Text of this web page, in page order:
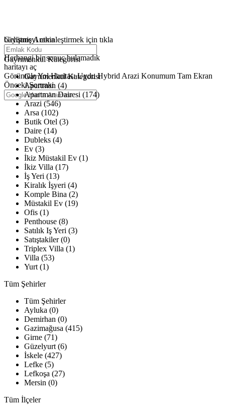
büyütmeyi etkinleştirmek için tıkla
Haritalar yükleniyor
Herhangi bir sonuç bulamadık
haritayı aç
GörüntüleYol Haritası Uydu Hybrid Arazi Konumum Tam Ekran
Önceki Sonraki
Gelişmiş Arama
Gayrimenkul Kategorisi
Gayrimenkul Kategorisi
Apartman (4)
Apartman Dairesi (174)
Arazi (546)
Arsa (102)
Butik Otel (3)
Daire (14)
Dubleks (4)
Ev (3)
İkiz Müstakil Ev (1)
İkiz Villa (17)
İş Yeri (13)
Kiralık İşyeri (4)
Komple Bina (2)
Müstakil Ev (19)
Ofis (1)
Penthouse (8)
Satılık Iş Yeri (3)
Satıştakiler (0)
Triplex Villa (1)
Villa (53)
Yurt (1)
Tüm Şehirler
Tüm Şehirler
Ayluka (0)
Demirhan (0)
Gazimağusa (415)
Girne (71)
Güzelyurt (6)
İskele (427)
Lefke (5)
Lefkoşa (27)
Mersin (0)
Tüm İlçeler